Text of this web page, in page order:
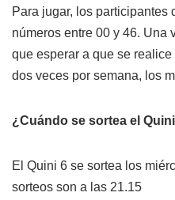
Para jugar, los participantes
números entre 00 y 46. Una
que esperar a que se
dos veces por semana, los
¿Cuándo se sortea el
El Quini 6 se sortea los
sorteos son a las 21.15